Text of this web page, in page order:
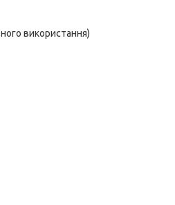
використання)